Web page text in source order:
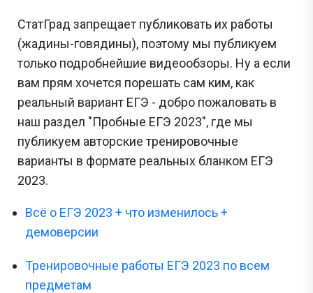
СтатГрад запрещает публиковать их работы
(жадины-говядины), поэтому мы публикуем
только подробнейшие видеообзоры. Ну а если
вам прям хочется порешать сам ким, как
реальный вариант ЕГЭ - добро пожаловать в
наш раздел "Пробные ЕГЭ 2023", где мы
публикуем авторские тренировочные
варианты в формате реальных бланком ЕГЭ
2023.
Всё о ЕГЭ 2023 + что изменилось +
демоверсии
Тренировочные работы ЕГЭ 2023 по всем
предметам